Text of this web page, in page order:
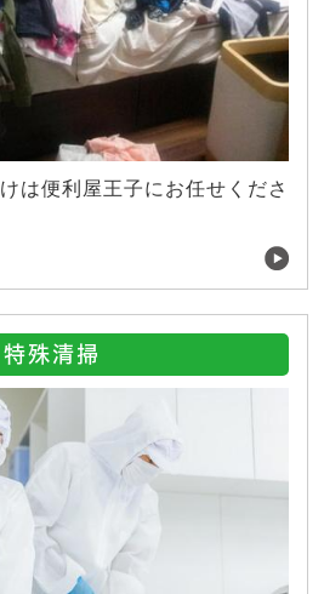
は便利屋王子にお任せくださ
特殊清掃